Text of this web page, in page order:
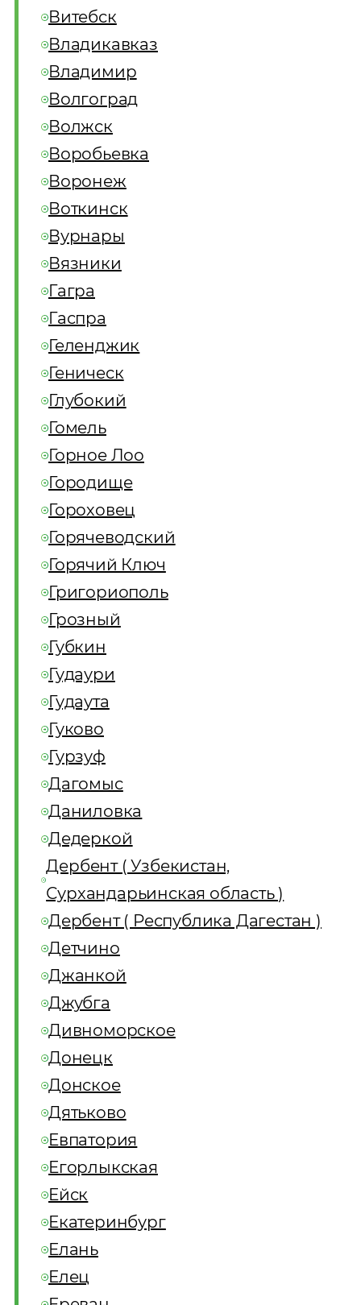
Витебск
Владикавказ
Владимир
Волгоград
Волжск
Воробьевка
Воронеж
Воткинск
Вурнары
Вязники
Гагра
Гаспра
Геленджик
Геническ
Глубокий
Гомель
Горное Лоо
Городище
Гороховец
Горячеводский
Горячий Ключ
Григориополь
Грозный
Губкин
Гудаури
Гудаута
Гуково
Гурзуф
Дагомыс
Даниловка
Дедеркой
Дербент ( Узбекистан,
Сурхандарьинская область )
Дербент ( Республика Дагестан )
Детчино
Джанкой
Джубга
Дивноморское
Донецк
Донское
Дятьково
Евпатория
Егорлыкская
Ейск
Екатеринбург
Елань
Елец